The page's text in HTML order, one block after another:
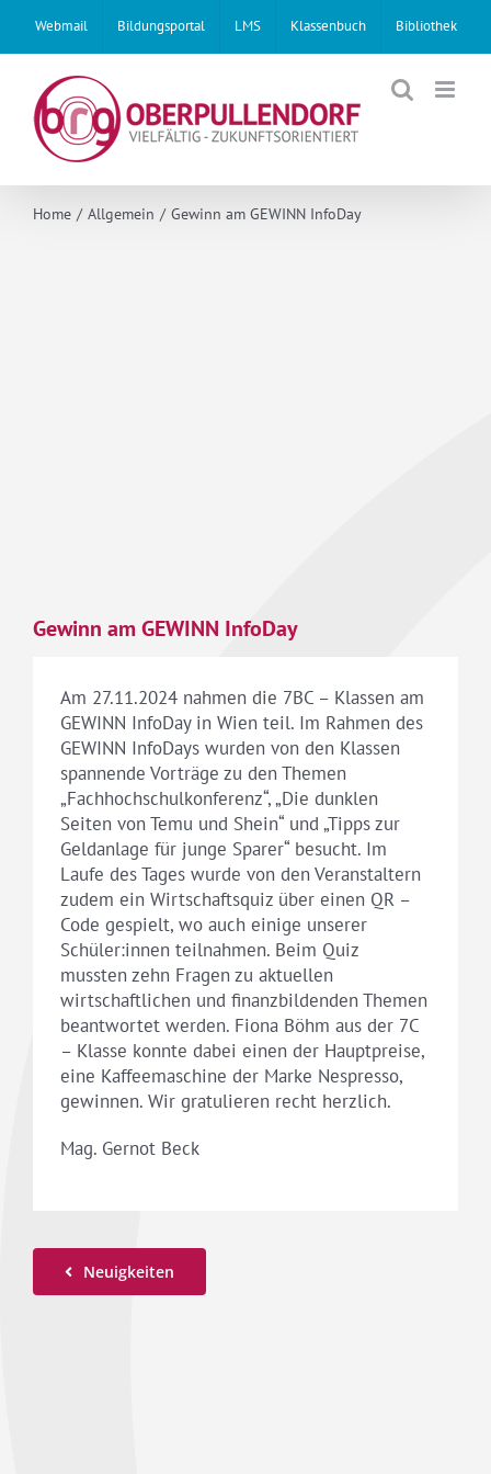
content
Webmail Bildungsportal LMS Klassenbuch Bibliothek
Home Allgemein Gewinn am GEWINN InfoDay
Gewinn am GEWINN InfoDay
Am 27.11.2024 nahmen die 7BC – Klassen am
GEWINN InfoDay in Wien teil. Im Rahmen des
GEWINN InfoDays wurden von den Klassen
spannende Vorträge zu den Themen
„Fachhochschulkonferenz“, „Die dunklen
Seiten von Temu und Shein“ und „Tipps zur
Geldanlage für junge Sparer“ besucht. Im
Laufe des Tages wurde von den Veranstaltern
zudem ein Wirtschaftsquiz über einen QR –
Code gespielt, wo auch einige unserer
Schüler:innen teilnahmen. Beim Quiz
mussten zehn Fragen zu aktuellen
wirtschaftlichen und finanzbildenden Themen
beantwortet werden. Fiona Böhm aus der 7C
– Klasse konnte dabei einen der Hauptpreise,
eine Kaffeemaschine der Marke Nespresso,
gewinnen. Wir gratulieren recht herzlich.
Mag. Gernot Beck
Neuigkeiten